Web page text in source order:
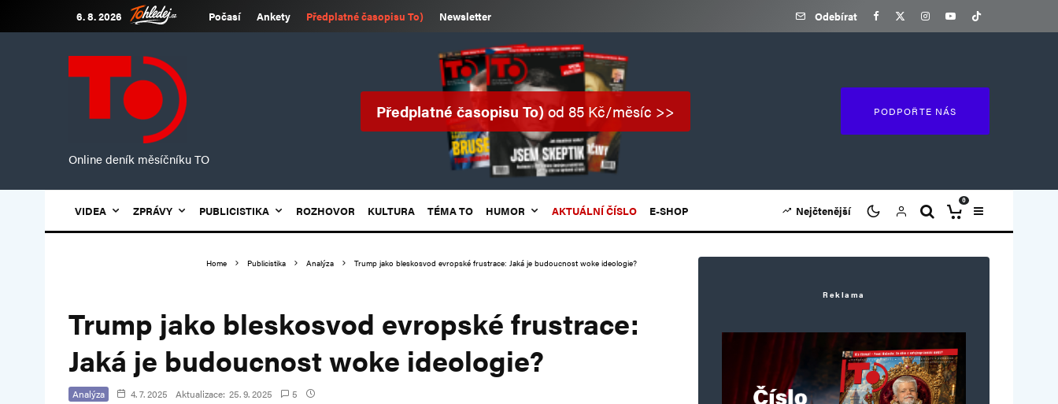
6. 8. 2026 Počasí Ankety Předplatné časopisu To) Newsletter Odebírat
Online deník měsíčníku TO
Předplatné časopisu To)od 85 Kč/měsíc >> PODPOŘTE NÁS
VIDEA ZPRÁVY PUBLICISTIKA ROZHOVOR KULTURA TÉMA TO HUMOR AKTUÁLNÍ ČÍSLO E-SHOP Nejčtenější
0
Home Publicistika Analýza Trump jako bleskosvod evropské frustrace: Jaká je budoucnost woke ideologie?
Trump jako bleskosvod evropské frustrace:
Jaká je budoucnost woke ideologie?
Analýza 4. 7. 2025 Aktualizace: 25. 9. 2025 5
Reklama